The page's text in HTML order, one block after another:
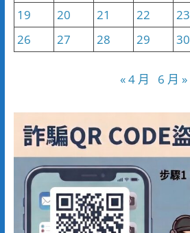
19
20 21 22 23
26
27 28 29 30
« 4 月 6 月 »